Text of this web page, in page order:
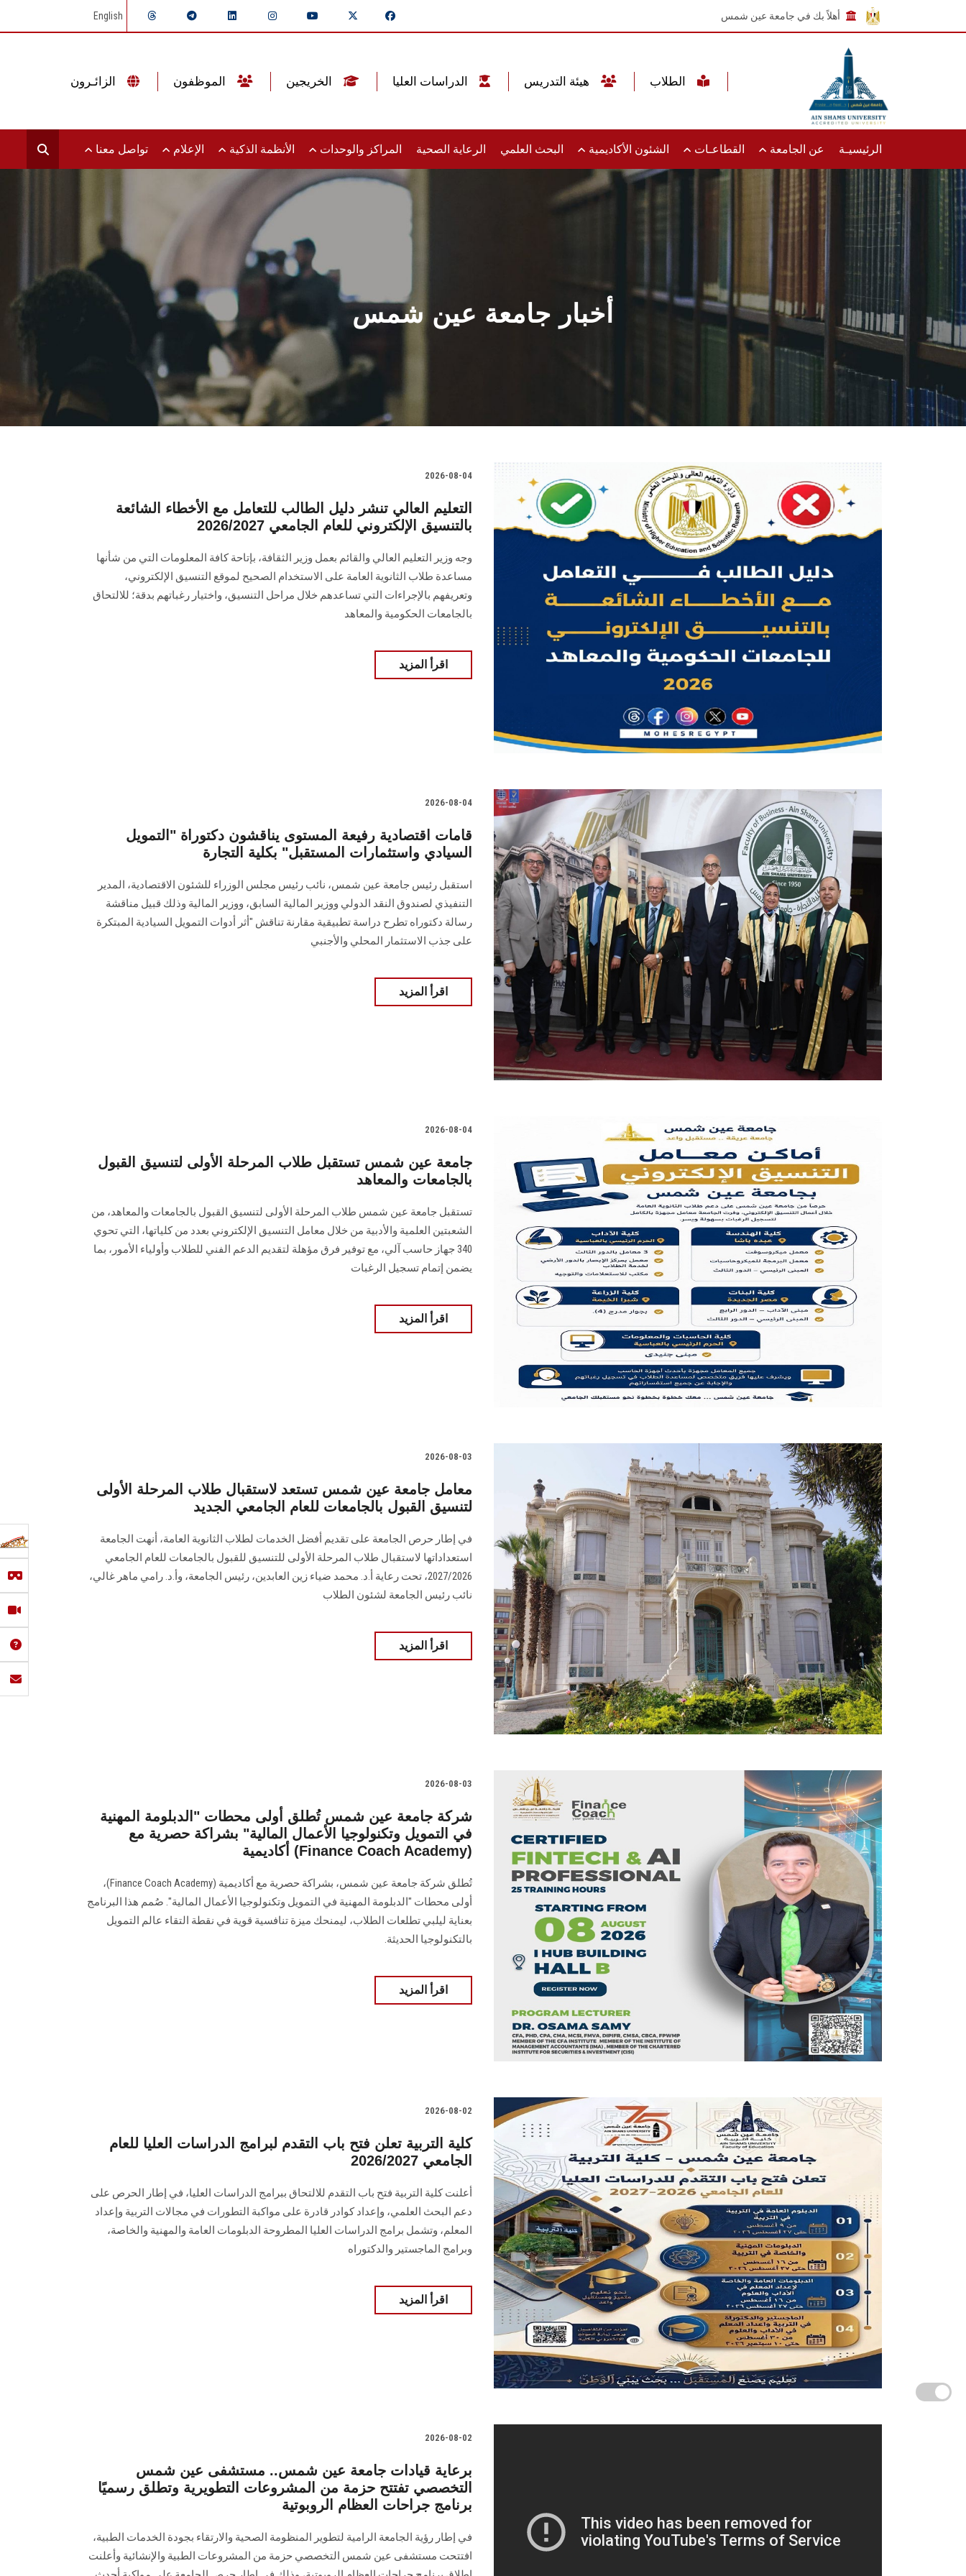
أهلاً بك في جامعة عين شمس English
الرئيسيـة عن الجامعة القطاعـات الشئون الأكاديمية البحث العلمي الرعاية الصحية المراكز والوحدات الأنظمة الذكية الإعلام تواصل معنا
أخبار جامعة عين شمس
2026-08-04
التعليم العالي تنشر دليل الطالب للتعامل مع الأخطاء الشائعة
بالتنسيق الإلكتروني للعام الجامعي 2026/2027
وجه وزير التعليم العالي والقائم بعمل وزير الثقافة، بإتاحة كافة المعلومات التي من شأنها
مساعدة طلاب الثانوية العامة على الاستخدام الصحيح لموقع التنسيق الإلكتروني،
وتعريفهم بالإجراءات التي تساعدهم خلال مراحل التنسيق، واختيار رغباتهم بدقة؛ للالتحاق
بالجامعات الحكومية والمعاهد
اقرأ المزيد
2026-08-04
قامات اقتصادية رفيعة المستوى يناقشون دكتوراة "التمويل
السيادي واستثمارات المستقبل" بكلية التجارة
استقبل رئيس جامعة عين شمس، نائب رئيس مجلس الوزراء للشئون الاقتصادية، المدير
التنفيذي لصندوق النقد الدولي ووزير المالية السابق، ووزير المالية وذلك قبيل مناقشة
رسالة دكتوراه تطرح دراسة تطبيقية مقارنة تناقش "أثر أدوات التمويل السيادية المبتكرة
على جذب الاستثمار المحلي والأجنبي
اقرأ المزيد
2026-08-04
جامعة عين شمس تستقبل طلاب المرحلة الأولى لتنسيق القبول
بالجامعات والمعاهد
تستقبل جامعة عين شمس طلاب المرحلة الأولى لتنسيق القبول بالجامعات والمعاهد، من
الشعبتين العلمية والأدبية من خلال معامل التنسيق الإلكتروني بعدد من كلياتها، التي تحوي
340 جهاز حاسب آلي، مع توفير فرق مؤهلة لتقديم الدعم الفني للطلاب وأولياء الأمور، بما
يضمن إتمام تسجيل الرغبات
اقرأ المزيد
2026-08-03
معامل جامعة عين شمس تستعد لاستقبال طلاب المرحلة الأولى
لتنسيق القبول بالجامعات للعام الجامعي الجديد
في إطار حرص الجامعة على تقديم أفضل الخدمات لطلاب الثانوية العامة، أنهت الجامعة
استعداداتها لاستقبال طلاب المرحلة الأولى للتنسيق للقبول بالجامعات للعام الجامعي
2027/2026، تحت رعاية أ.د. محمد ضياء زين العابدين، رئيس الجامعة، وأ.د. رامي ماهر غالي،
نائب رئيس الجامعة لشئون الطلاب
اقرأ المزيد
2026-08-03
شركة جامعة عين شمس تُطلق أولى محطات "الدبلومة المهنية
في التمويل وتكنولوجيا الأعمال المالية" بشراكة حصرية مع
أكاديمية (Finance Coach Academy)
تُطلق شركة جامعة عين شمس، بشراكة حصرية مع أكاديمية (Finance Coach Academy)،
أولى محطات "الدبلومة المهنية في التمويل وتكنولوجيا الأعمال المالية". صُمم هذا البرنامج
بعناية ليلبي تطلعات الطلاب، ليمنحك ميزة تنافسية قوية في نقطة التقاء عالم التمويل
بالتكنولوجيا الحديثة.
اقرأ المزيد
2026-08-02
كلية التربية تعلن فتح باب التقدم لبرامج الدراسات العليا للعام
الجامعي 2026/2027
أعلنت كلية التربية فتح باب التقدم للالتحاق ببرامج الدراسات العليا، في إطار الحرص على
دعم البحث العلمي، وإعداد كوادر قادرة على مواكبة التطورات في مجالات التربية وإعداد
المعلم، وتشمل برامج الدراسات العليا المطروحة الدبلومات العامة والمهنية والخاصة،
وبرامج الماجستير والدكتوراه
اقرأ المزيد
2026-08-02
برعاية قيادات جامعة عين شمس.. مستشفى عين شمس
التخصصي تفتتح حزمة من المشروعات التطويرية وتطلق رسميًا
برنامج جراحات العظام الروبوتية
في إطار رؤية الجامعة الرامية لتطوير المنظومة الصحية والارتقاء بجودة الخدمات الطبية،
افتتحت مستشفى عين شمس التخصصي حزمة من المشروعات الطبية والإنشائية وأعلنت